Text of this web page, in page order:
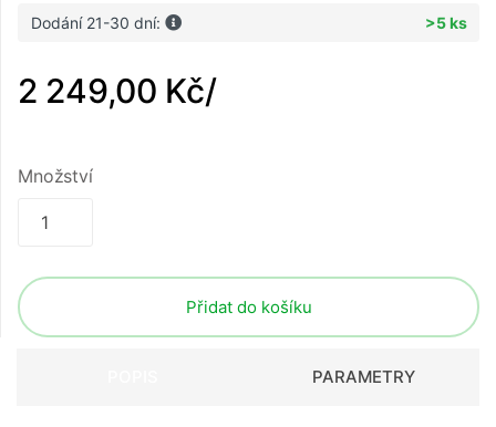
Dodání 21-30 dní: >5 ks
2 249,00 Kč/
Množství
Přidat do košíku
PARAMETRY